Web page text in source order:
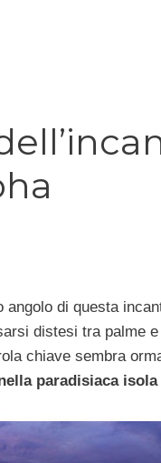
di questa
distesi tra palme
chiave sembra
paradisiaca isola